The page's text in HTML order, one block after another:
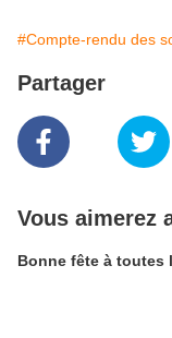
#Compte-rendu des
Partager
Vous aimerez
Bonne fête à toutes